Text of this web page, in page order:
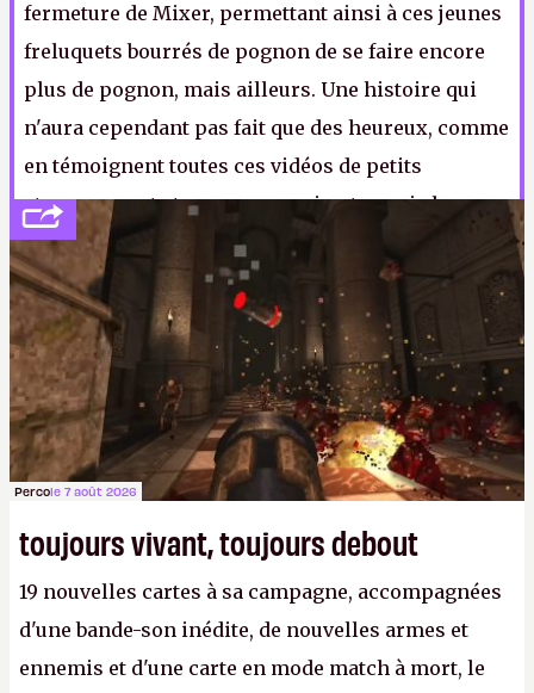
fermeture de Mixer, permettant ainsi à ces jeunes
freluquets bourrés de pognon de se faire encore
plus de pognon, mais ailleurs. Une histoire qui
n'aura cependant pas fait que des heureux, comme
en témoignent toutes ces vidéos de petits
streameurs et streameuses qui ont appris la
nouvelle à l'arrache et parfois même en direct,
renvoyant au passage les licenciements effectués
via Zoom au statut de méthode de petits joueurs.
Percole 7 août 2026
toujours vivant, toujours debout
19 nouvelles cartes à sa campagne, accompagnées
d'une bande-son inédite, de nouvelles armes et
ennemis et d'une carte en mode match à mort, le